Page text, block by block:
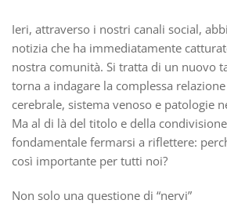
Ieri, attraverso i nostri canali social,
notizia che ha immediatamente
nostra comunità. Si tratta di un nuovo
torna a indagare la complessa
cerebrale, sistema venoso e patologie
Ma al di là del titolo e della
fondamentale fermarsi a riflettere:
così importante per tutti noi?
Non solo una questione di “nervi”